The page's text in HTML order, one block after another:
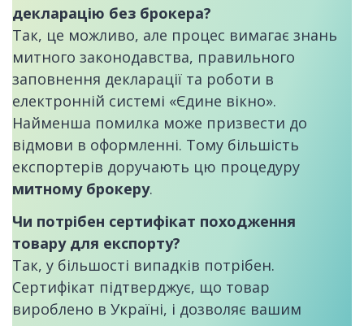
декларацію без брокера?
Так, це можливо, але процес вимагає знань
митного законодавства, правильного
заповнення декларації та роботи в
електронній системі «Єдине вікно».
Найменша помилка може призвести до
відмови в оформленні. Тому більшість
експортерів доручають цю процедуру
митному брокеру.
Чи потрібен сертифікат походження
товару для експорту?
Так, у більшості випадків потрібен.
Сертифікат підтверджує, що товар
вироблено в Україні, і дозволяє вашим